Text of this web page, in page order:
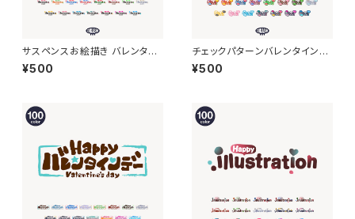
サスペンスお絵描き バレンタイ
ンデーロゴ 【フリー素材・サムネ
素材】
¥500
チェックパターンバレンタインデ
ーロゴ 【フリー素材・サムネ素
材】
¥500